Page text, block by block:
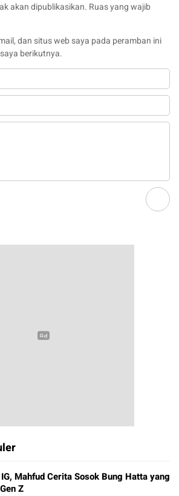
akan dipublikasikan. Ruas yang wajib
dan situs web saya pada peramban ini
berikutnya.
Mahfud Cerita Sosok Bung Hatta yang
Z